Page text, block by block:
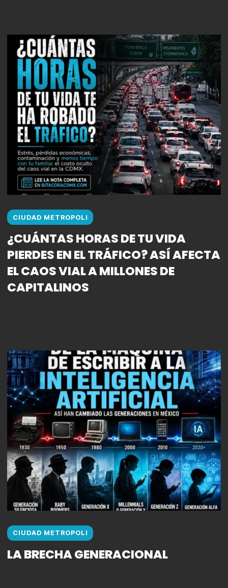
CIUDAD METROPOLI
¿CUÁNTAS HORAS DE TU VIDA
PIERDES EN EL TRÁFICO? ASÍ AFECTA
EL CAOS VIAL A MILLONES DE
CAPITALINOS
CIUDAD METROPOLI
LA BRECHA GENERACIONAL